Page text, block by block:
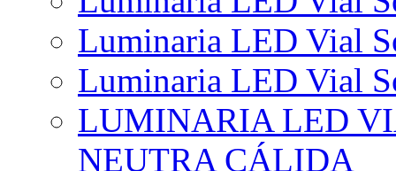
Luminaria LED Vial
Luminaria LED Vial
LUMINARIA LED
NEUTRA CÁLIDA